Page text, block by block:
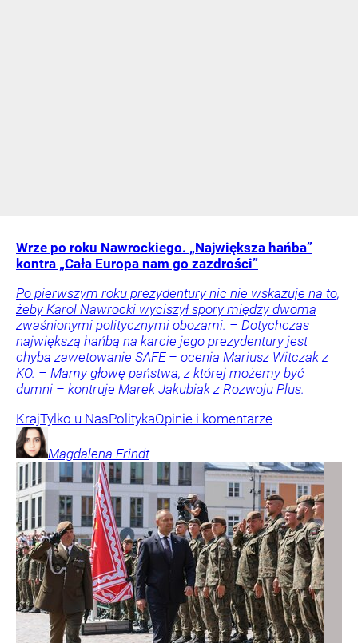
Wrze po roku Nawrockiego. „Największa hańba”
kontra „Cała Europa nam go zazdrości”
Po pierwszym roku prezydentury nic nie wskazuje na to,
żeby Karol Nawrocki wyciszył spory między dwoma
zwaśnionymi politycznymi obozami. – Dotychczas
największą hańbą na karcie jego prezydentury jest
chyba zawetowanie SAFE – ocenia Mariusz Witczak z
KO. – Mamy głowę państwa, z której możemy być
dumni – kontruje Marek Jakubiak z Rozwoju Plus.
KrajTylko u NasPolitykaOpinie i komentarze
Magdalena Frindt